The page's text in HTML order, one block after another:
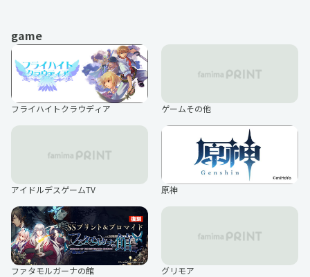
game
フライハイトクラウディア ゲームその他
アイドルデスゲームTV 原神
ファタモルガーナの館 グリモア